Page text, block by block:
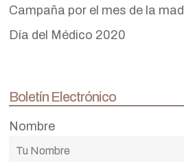
Campaña por el mes de la
Día del Médico 2020
Boletín Electrónico
Nombre